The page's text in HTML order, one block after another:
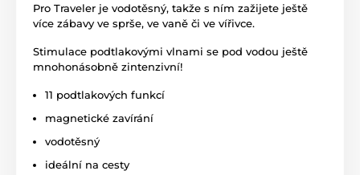
Pro Traveler je vodotěsný, takže s ním zažijete ještě
více zábavy ve sprše, ve vaně či ve vířivce.
Stimulace podtlakovými vlnami se pod vodou ještě
mnohonásobně zintenzivní!
11 podtlakových funkcí
magnetické zavírání
vodotěsný
ideální na cesty